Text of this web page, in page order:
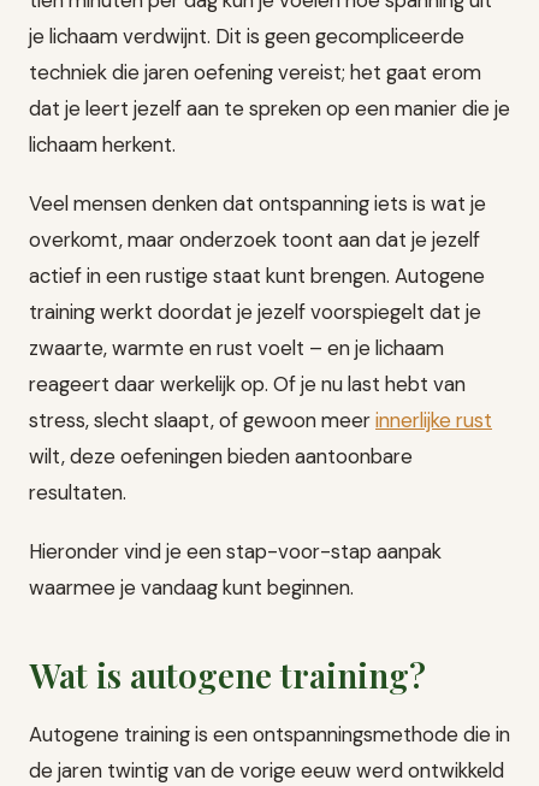
je lichaam verdwijnt. Dit is geen gecompliceerde
techniek die jaren oefening vereist; het gaat erom
dat je leert jezelf aan te spreken op een manier die je
lichaam herkent.
Veel mensen denken dat ontspanning iets is wat je
overkomt, maar onderzoek toont aan dat je jezelf
actief in een rustige staat kunt brengen. Autogene
training werkt doordat je jezelf voorspiegelt dat je
zwaarte, warmte en rust voelt – en je lichaam
reageert daar werkelijk op. Of je nu last hebt van
stress, slecht slaapt, of gewoon meerinnerlijke rust
wilt, deze oefeningen bieden aantoonbare
resultaten.
Hieronder vind je een stap-voor-stap aanpak
waarmee je vandaag kunt beginnen.
Wat is autogene training?
Autogene training is een ontspanningsmethode die in
de jaren twintig van de vorige eeuw werd ontwikkeld